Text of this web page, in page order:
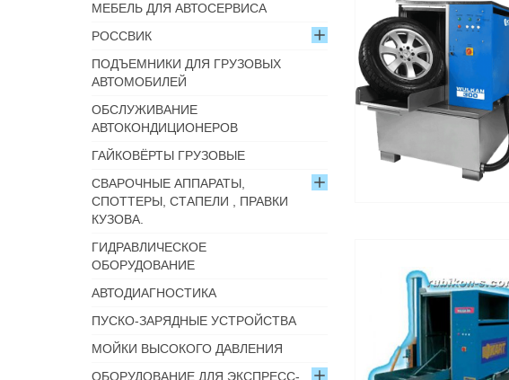
МЕБЕЛЬ ДЛЯ АВТОСЕРВИСА
РОССВИК
ПОДЪЕМНИКИ ДЛЯ ГРУЗОВЫХ
АВТОМОБИЛЕЙ
ОБСЛУЖИВАНИЕ
АВТОКОНДИЦИОНЕРОВ
ГАЙКОВЁРТЫ ГРУЗОВЫЕ
СВАРОЧНЫЕ АППАРАТЫ,
СПОТТЕРЫ, СТАПЕЛИ , ПРАВКИ
КУЗОВА.
ГИДРАВЛИЧЕСКОЕ
ОБОРУДОВАНИЕ
АВТОДИАГНОСТИКА
ПУСКО-ЗАРЯДНЫЕ УСТРОЙСТВА
МОЙКИ ВЫСОКОГО ДАВЛЕНИЯ
ОБОРУДОВАНИЕ ДЛЯ ЭКСПРЕСС-